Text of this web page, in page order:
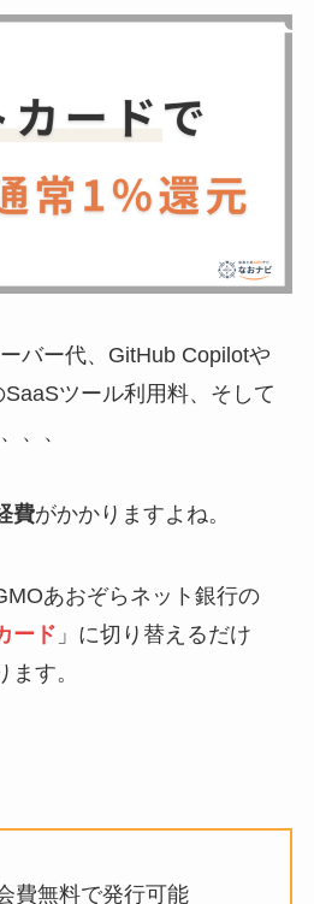
バー代、GitHub Copilotや
ツール利用料、そして
、、
費がかかりますよね。
あおぞらネット銀行の
ード 」に切り替えるだけ
す。
費無料で発行可能